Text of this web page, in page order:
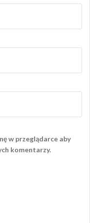
w przeglądarce aby
komentarzy.